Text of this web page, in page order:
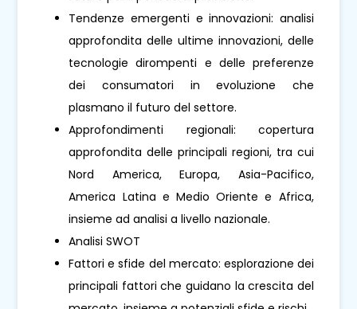
Tendenze emergenti e innovazioni: analisi
approfondita delle ultime innovazioni, delle
tecnologie dirompenti e delle preferenze
dei consumatori in evoluzione che
plasmano il futuro del settore.
Approfondimenti regionali: copertura
approfondita delle principali regioni, tra cui
Nord America, Europa, Asia-Pacifico,
America Latina e Medio Oriente e Africa,
insieme ad analisi a livello nazionale.
Analisi SWOT
Fattori e sfide del mercato: esplorazione dei
principali fattori che guidano la crescita del